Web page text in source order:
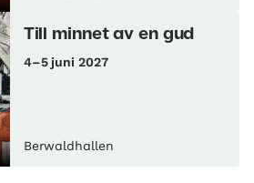
Till minnet av en gud
4–5 juni 2027
Berwaldhallen